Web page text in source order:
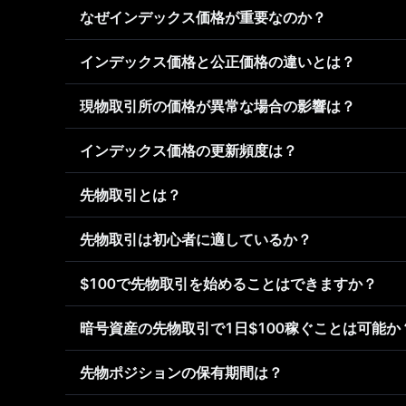
なぜインデックス価格が重要なのか？
インデックス価格と公正価格の違いとは？
現物取引所の価格が異常な場合の影響は？
インデックス価格の更新頻度は？
先物取引とは？
先物取引は初心者に適しているか？
$100で先物取引を始めることはできますか？
暗号資産の先物取引で1日$100稼ぐことは可能か
先物ポジションの保有期間は？